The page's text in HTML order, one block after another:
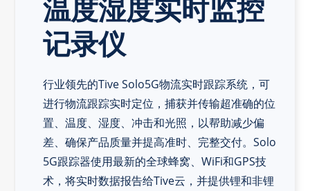
温度湿度实时监控
记录仪
行业领先的Tive Solo5G物流实时跟踪系统，可
进行物流跟踪实时定位，捕获并传输超准确的位
置、温度、湿度、冲击和光照，以帮助减少偏
差、确保产品质量并提高准时、完整交付。Solo
5G跟踪器使用最新的全球蜂窝、WiFi和GPS技
术，将实时数据报告给Tive云，并提供锂和非锂